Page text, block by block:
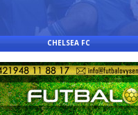
CHELSEA FC